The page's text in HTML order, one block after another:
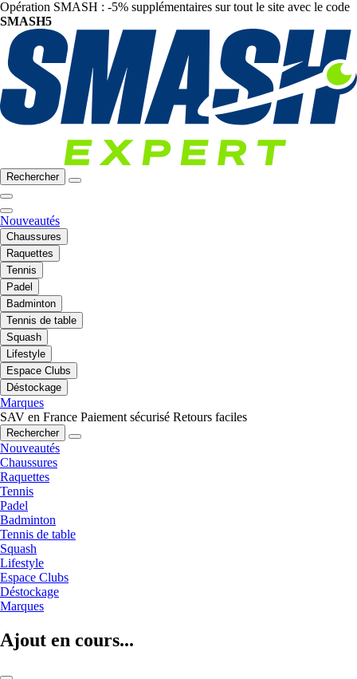
Opération SMASH : -5% supplémentaires sur tout le site avec le code
SMASH5
Rechercher
Nouveautés
Chaussures
Raquettes
Tennis
Padel
Badminton
Tennis de table
Squash
Lifestyle
Espace Clubs
Déstockage
Marques
SAV en France Paiement sécurisé Retours faciles
Rechercher
Nouveautés
Chaussures
Raquettes
Tennis
Padel
Badminton
Tennis de table
Squash
Lifestyle
Espace Clubs
Déstockage
Marques
Ajout en cours...